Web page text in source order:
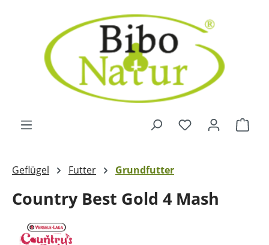
Zum Hauptinhalt springen
Geflügel Futter Grundfutter
Country Best Gold 4 Mash